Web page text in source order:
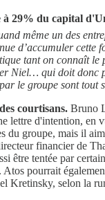
à 29% du capital
même un des
d’accumuler cette
tant on connaît le
Niel… qui doit donc
le groupe sont tout
courtisans. Bruno
lettre d'intention, en
du groupe, mais il
financier de
être tentée par
Atos pourrait
Kretinsky, selon la